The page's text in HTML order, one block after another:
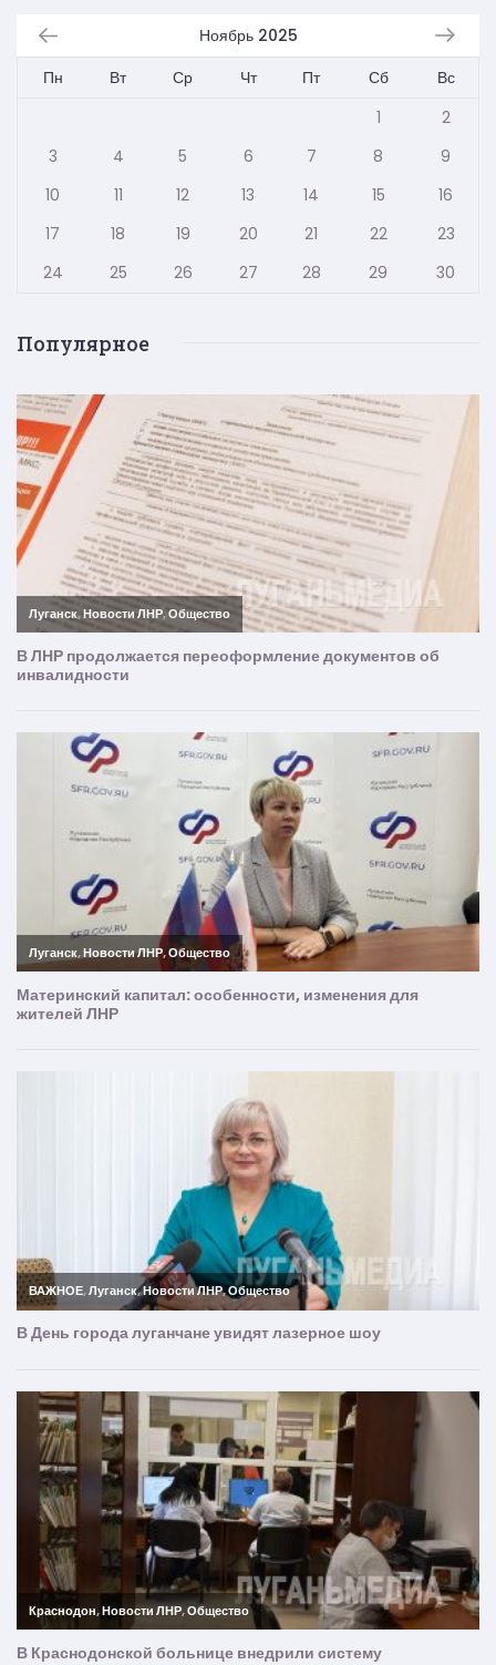
Ноябрь 2025
Пн
Вт Ср Чт Пт Сб
Вс
1
2
3
4 5 6 7 8
9
10
11 12 13 14 15
16
17
18 19 20 21 22
23
24
25 26 27 28 29 30
Популярное